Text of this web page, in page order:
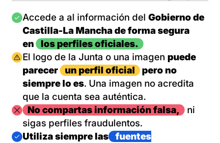
Imagen
Accede a al información del Gobierno de
Castilla-La Mancha de forma segura
en
los perfiles oficiales.
Imagen
El logo de la Junta o una imagen puede
parecer
un perfil oficial
pero no
siempre lo es. Una imagen no acredita
que la cuenta sea auténtica.
ImagenNo compartas información falsa,
ni
sigas perfiles fraudulentos.
Imagen
Utiliza siempre las
fuentes